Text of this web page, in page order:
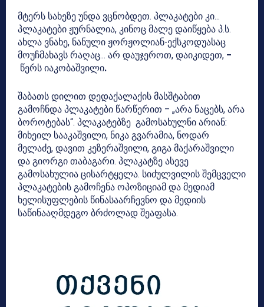
მტერს სახეზე უნდა ვცნობდეთ. პლაკატები კი…
პლაკატები ჟურნალია, კინოც მალე დაიწყება პ.ს.
ახლა ვნახე, ნანული ჟორჟოლიან-ექსკოდუასაც
მოუჩმახავს რაღაც… არ დაუჯეროთ, დაიკიდეთ, –
წერს იაკობაშვილი.
შაბათს დილით დედაქალაქის მასშტაბით
გამოჩნდა პლაკატები წარწერით – „არა ნაცებს, არა
ბოროტებას“. პლაკატებზე გამოსახულნი არიან:
მიხეილ სააკაშვილი, ნიკა გვარამია, ნოდარ
მელაძე, დავით კეზერაშვილი, გიგა მაქარაშვილი
და გიორგი თაბაგარი. პლაკატზე ასევე
გამოსახულია ცისარტყელა. სიძულვილის შემცველი
პლაკატების გამოჩენა ოპოზიციამ და მედიამ
ხელისუფლების წინასაარჩევნო და მედიის
საწინააღმდეგო ბრძოლად შეაფასა.